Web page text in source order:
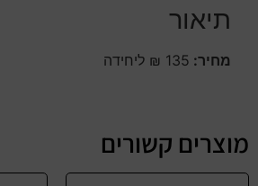
תיאור
מחיר: 135 ₪ ליחידה
מוצרים קשורים